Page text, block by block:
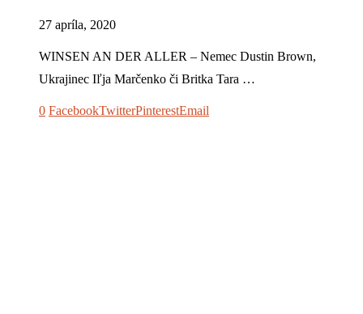
27 apríla, 2020
WINSEN AN DER ALLER – Nemec Dustin Brown,
Ukrajinec Iľja Marčenko či Britka Tara …
0 FacebookTwitterPinterestEmail